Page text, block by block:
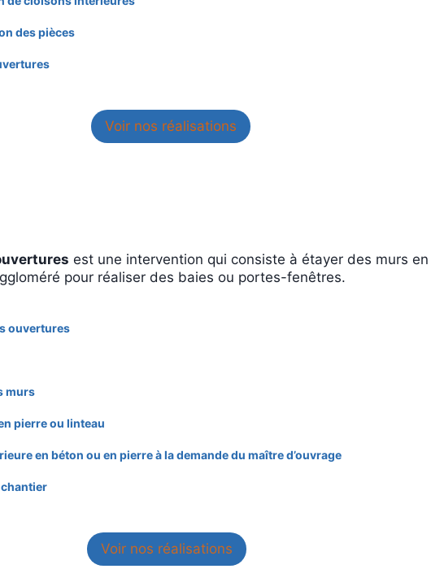
des pièces
Voir nos réalisations
est une intervention qui consiste à étayer des murs en
pour réaliser des baies ou portes-fenêtres.
ouvertures
murs
pierre ou linteau
en béton ou en pierre à la demande du maître d’ouvrage
Voir nos réalisations